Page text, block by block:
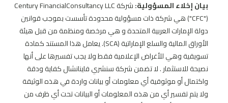
بيان إخلاء المسؤولية:
شركة Century FinancialConsultancy LLC
("CFC") هي شركة ذات مسؤولية محدودة تأسست بموجب قوانين
دولة الإمارات العربية المتحدة و هي مرخصة ومنظمة من قبل هيئة
الأوراق المالية والسلع الإماراتية (SCA). يعامل هذا المستند كمادة
تسويقية وهي للأغراض الإعلامية فقط ولا يجب تفسيرها على أنها
نصيحة للاستثمار . لا تضمن شركة سنشري فاينانشال كفاية ودقة
واكتمال أو موثوقية أي معلومات أو بيانات واردة في هذه الوثيقة
ولا يتم تفسير أي من هذه المعلومات أو البيانات تحت أي ظرف من